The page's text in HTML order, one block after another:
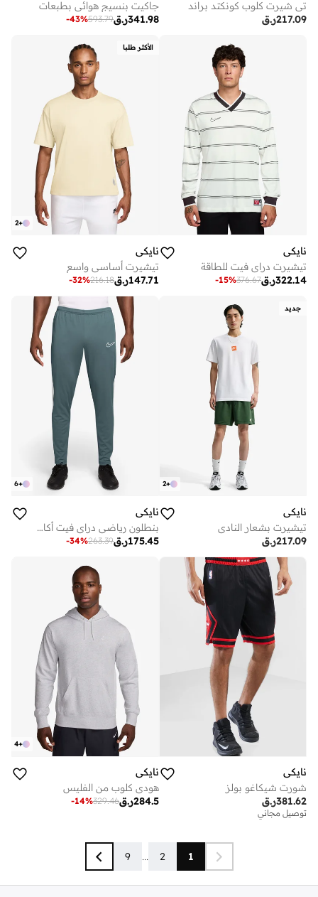
تي شيرت كلوب كونكتد براند
ر.ق217.09
جاكيت بنسيج هوائي بطبعات
ر.ق341.98
593.79
-43%
نايكي
تيشيرت دراي فيت للطاقة
ر.ق322.14
376.67
-15%
الأكثر طلبا
+
2
نايكي
تيشيرت أساسي واسع
ر.ق147.71
216.18
-32%
جديد
+
2
نايكي
تيشيرت بشعار النادي
ر.ق217.09
+
6
نايكي
بنطلون رياضي دراي فيت أكاديمي
ر.ق175.45
263.39
-34%
نايكي
شورت شيكاغو بولز
ر.ق381.62
توصيل مجاني
+
4
نايكي
هودي كلوب من الفليس
ر.ق284.5
329.46
-14%
1
2
...
9